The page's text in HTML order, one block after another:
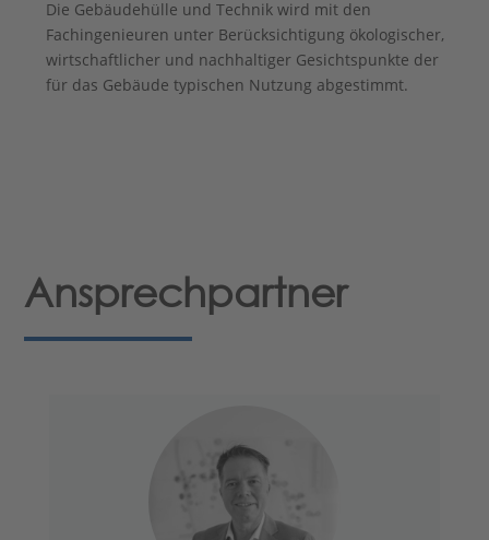
Die Gebäudehülle und Technik wird mit den
Fachingenieuren unter Berücksichtigung ökologischer,
wirtschaftlicher und nachhaltiger Gesichtspunkte der
für das Gebäude typischen Nutzung abgestimmt.
Ansprechpartner